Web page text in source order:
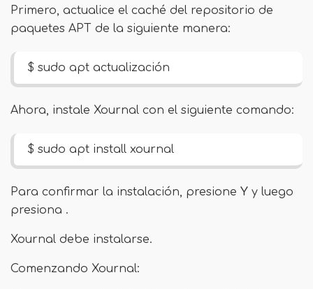
Primero, actualice el caché del repositorio de
paquetes APT de la siguiente manera:
$ sudo apt actualización
Ahora, instale Xournal con el siguiente comando:
$ sudo apt install xournal
Para confirmar la instalación, presione Y y luego
presiona .
Xournal debe instalarse.
Comenzando Xournal: